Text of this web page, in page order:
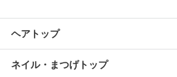
ヘアトップ
ネイル・まつげトップ